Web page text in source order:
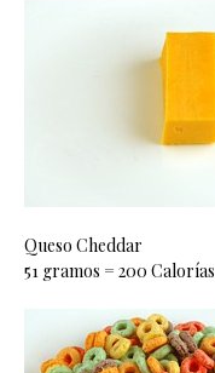
Queso Cheddar
51 gramos = 200 Calorías